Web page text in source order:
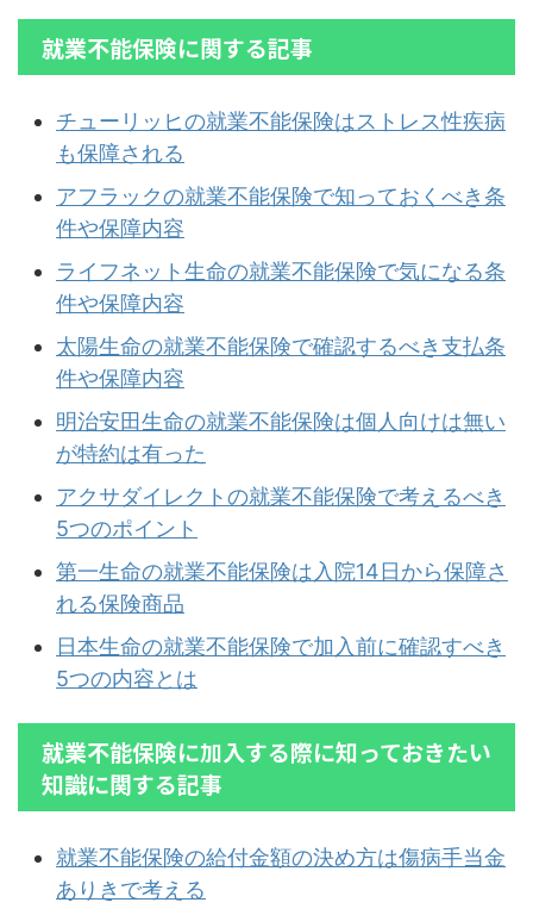
就業不能保険に関する記事
チューリッヒの就業不能保険はストレス性疾病
も保障される
アフラックの就業不能保険で知っておくべき条
件や保障内容
ライフネット生命の就業不能保険で気になる条
件や保障内容
太陽生命の就業不能保険で確認するべき支払条
件や保障内容
明治安田生命の就業不能保険は個人向けは無い
が特約は有った
アクサダイレクトの就業不能保険で考えるべき
5つのポイント
第一生命の就業不能保険は入院14日から保障さ
れる保険商品
日本生命の就業不能保険で加入前に確認すべき
5つの内容とは
就業不能保険に加入する際に知っておきたい
知識に関する記事
就業不能保険の給付金額の決め方は傷病手当金
ありきで考える